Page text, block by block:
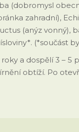
(dobromysl
zahradní),
(anýz vonný),
(*součást
a dospělí 3 – 5
obtíží. Po